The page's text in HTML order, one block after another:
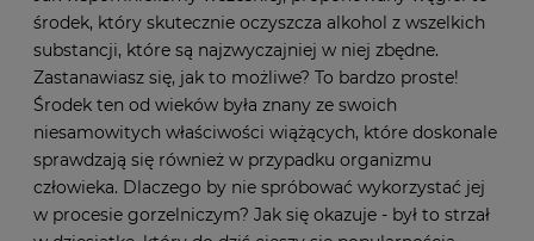
środek, który skutecznie oczyszcza alkohol z wszelkich
substancji, które są najzwyczajniej w niej zbędne.
Zastanawiasz się, jak to możliwe? To bardzo proste!
Środek ten od wieków była znany ze swoich
niesamowitych właściwości wiążących, które doskonale
sprawdzają się również w przypadku organizmu
człowieka. Dlaczego by nie spróbować wykorzystać jej
w procesie gorzelniczym? Jak się okazuje - był to strzał